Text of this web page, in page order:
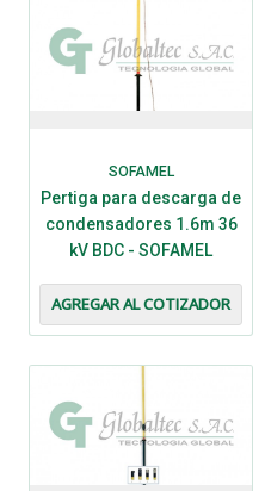
SOFAMEL
Pertiga para descarga de
condensadores 1.6m 36
kV BDC - SOFAMEL
AGREGAR AL COTIZADOR